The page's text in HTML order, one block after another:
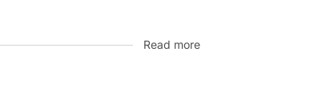
Read more